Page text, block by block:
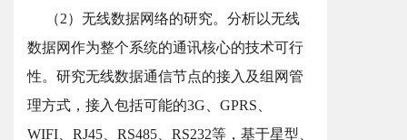
（2）无线数据网络的研究。分析以无线
数据网作为整个系统的通讯核心的技术可行
性。研究无线数据通信节点的接入及组网管
理方式，接入包括可能的3G、GPRS、
WIFI、RJ45、RS485、RS232等，基于星型、